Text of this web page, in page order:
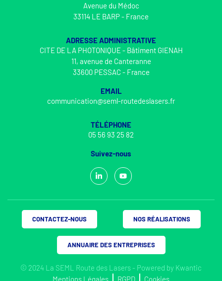
Avenue du Médoc
33114 LE BARP - France
ADRESSE ADMINISTRATIVE
CITE DE LA PHOTONIQUE - Bâtiment GIENAH
11, avenue de Canteranne
33600 PESSAC - France
EMAIL
communication@seml-routedeslasers.fr
TÉLÉPHONE
05 56 93 25 82
Suivez-nous
© 2024 La SEML Route des Lasers - Powered by Kwantic
Mentions Légales
RGPD Cookies
CONTACTEZ-NOUS NOS RÉALISATIONS
ANNUAIRE DES ENTREPRISES